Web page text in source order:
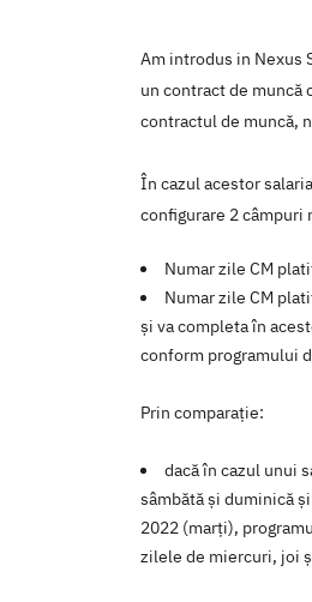
Am introdus in Nexus
un contract de muncă
contractul de muncă,
În cazul acestor
configurare 2 câmpuri
Numar zile CM
Numar zile CM
și va completa în
conform programului
Prin comparație:
dacă în cazul unui
sâmbătă și duminică
2022 (marți),
zilele de miercuri, joi